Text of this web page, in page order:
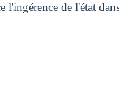
de l'état